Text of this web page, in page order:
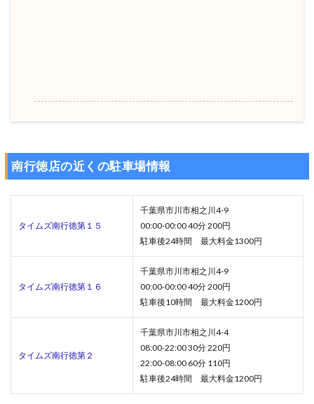
南行徳店の近くの駐車場情報
タイムズ南行徳第１５
千葉県市川市相之川4-9
00:00-00:00 40分 200円
駐車後24時間 最大料金1300円
タイムズ南行徳第１６
千葉県市川市相之川4-9
00:00-00:00 40分 200円
駐車後10時間 最大料金1200円
タイムズ南行徳第２
千葉県市川市相之川4-4
08:00-22:00 30分 220円
22:00-08:00 60分 110円
駐車後24時間 最大料金1200円